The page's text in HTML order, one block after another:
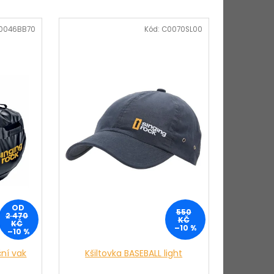
OD
2 470
KČ
–10 %
vak
550
KČ
–10 %
Kšiltovka BASEBALL light
Kód: C0070SL00